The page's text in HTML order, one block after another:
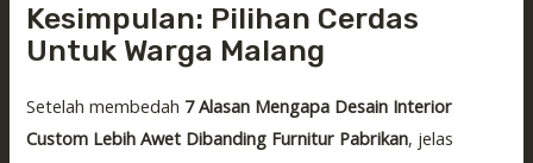
Kesimpulan: Pilihan Cerdas
Untuk Warga Malang
Setelah membedah 7 Alasan Mengapa Desain Interior
Custom Lebih Awet Dibanding Furnitur Pabrikan, jelas